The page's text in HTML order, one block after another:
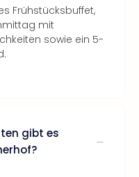
Frühstücksbuffet,
mit
sowie ein 5-
gibt es